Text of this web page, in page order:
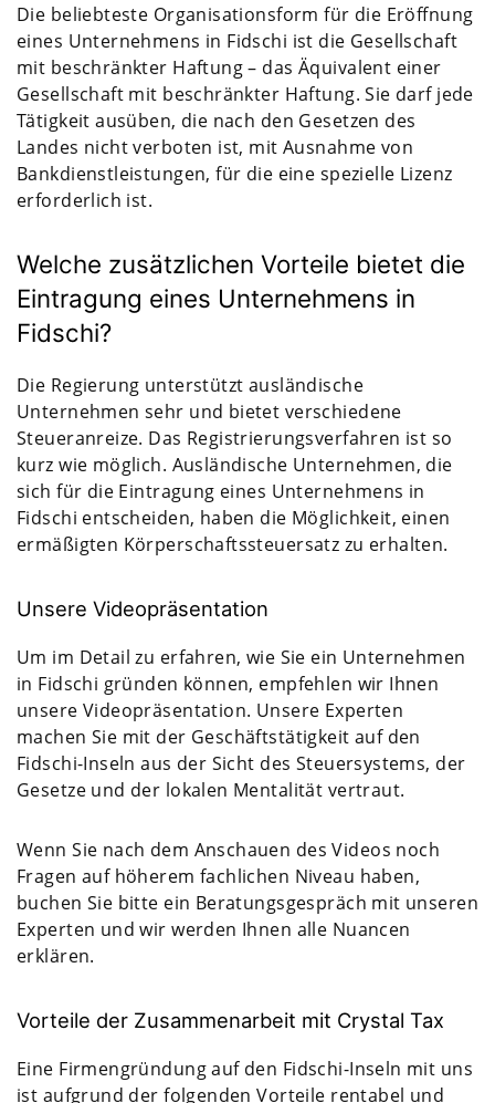
Die beliebteste Organisationsform für die Eröffnung
eines Unternehmens in Fidschi ist die Gesellschaft
mit beschränkter Haftung – das Äquivalent einer
Gesellschaft mit beschränkter Haftung. Sie darf jede
Tätigkeit ausüben, die nach den Gesetzen des
Landes nicht verboten ist, mit Ausnahme von
Bankdienstleistungen, für die eine spezielle Lizenz
erforderlich ist.
Welche zusätzlichen Vorteile bietet die
Eintragung eines Unternehmens in
Fidschi?
Die Regierung unterstützt ausländische
Unternehmen sehr und bietet verschiedene
Steueranreize. Das Registrierungsverfahren ist so
kurz wie möglich. Ausländische Unternehmen, die
sich für die Eintragung eines Unternehmens in
Fidschi entscheiden, haben die Möglichkeit, einen
ermäßigten Körperschaftssteuersatz zu erhalten.
Unsere Videopräsentation
Um im Detail zu erfahren, wie Sie ein Unternehmen
in Fidschi gründen können, empfehlen wir Ihnen
unsere Videopräsentation. Unsere Experten
machen Sie mit der Geschäftstätigkeit auf den
Fidschi-Inseln aus der Sicht des Steuersystems, der
Gesetze und der lokalen Mentalität vertraut.
Wenn Sie nach dem Anschauen des Videos noch
Fragen auf höherem fachlichen Niveau haben,
buchen Sie bitte ein Beratungsgespräch mit unseren
Experten und wir werden Ihnen alle Nuancen
erklären.
Vorteile der Zusammenarbeit mit Crystal Tax
Eine Firmengründung auf den Fidschi-Inseln mit uns
ist aufgrund der folgenden Vorteile rentabel und